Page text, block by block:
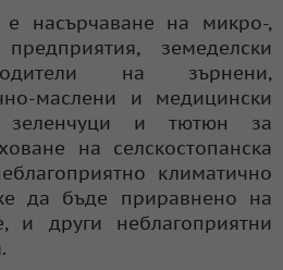
насърчаване на микро-,
земеделски
на зърнени,
маслени и медицински
зеленчуци и тютюн за
на селскостопанска
климатично
да бъде приравнено на
и други неблагоприятни